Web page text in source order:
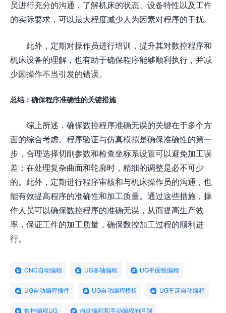
员进行充分的沟通，了解机床的状态、设备特性以及工件
的实际要求，可以最大程度减少人为因素对程序的干扰。
此外，定期对操作员进行培训，提升其对数控程序和
机床设备的理解，也有助于确保程序能够顺利执行，并减
少因操作不当引发的错误。
总结：确保程序准确性的关键措施
综上所述，确保数控程序准确无误的关键在于多个方
面的综合考虑。程序验证与仿真模拟是确保准确性的第一
步，合理选择切削参数和检查坐标系设置可以避免加工误
差；在处理复杂曲面和轮廓时，精细的调整是必不可少
的。此外，定期进行程序审核和与机床操作员的沟通，也
能有效提高程序的准确性和加工质量。通过这些措施，操
作人员可以确保数控程序的准确无误，从而提高生产效
率，保证工件的加工质量，确保数控加工过程的顺利进
行。
CNC自动编程 UG多轴编程 UG平面铣编程
UG自动编程插件 UG自动编程模板 UG车床自动编程
数控编程UG 自动编程和手动编程的区别